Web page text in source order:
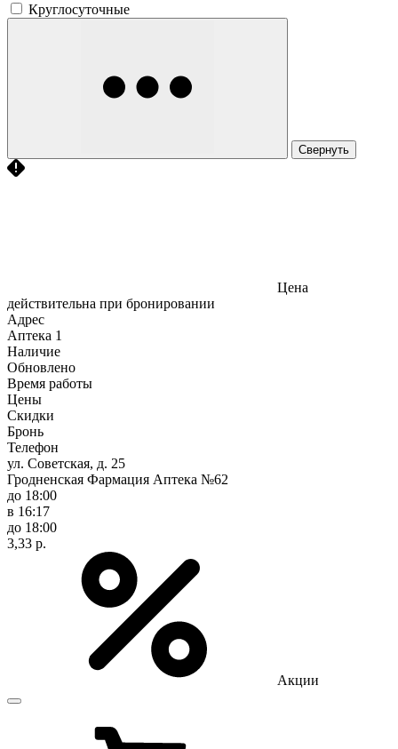
Круглосуточные
Свернуть
Цена
действительна при бронировании
Адрес
Аптека 1
Наличие
Обновлено
Время работы
Цены
Скидки
Бронь
Телефон
ул. Советская, д. 25
Гродненская Фармация Аптека №62
до 18:00
в 16:17
до 18:00
3,33 р.
Акции